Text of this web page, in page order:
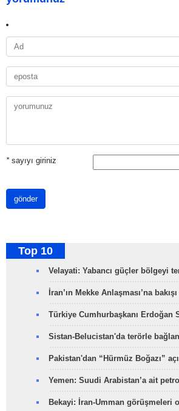
*sayıyı giriniz
gönder
Top 10
Velayati: Yabancı güçler bölgeyi
İran’ın Mekke Anlaşması’na
Türkiye Cumhurbaşkanı Erdoğan
Sistan-Belucistan'da terörle
Pakistan'dan “Hürmüz Boğazı”
Yemen: Suudi Arabistan’a ait
Bekayi: İran-Umman görüşmeleri